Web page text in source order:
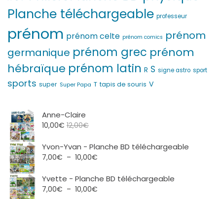
Planche téléchargeable professeur
prénom prénom celte prénom comics prénom
germanique prénom grec prénom
hébraïque prénom latin R S signe astro sport
sports super Super Papa T tapis de souris V
Anne-Claire
10,00€ 12,00€
Yvon-Yvan - Planche BD téléchargeable
7,00€ – 10,00€
prix :
Yvette - Planche BD téléchargeable
7,00€ – 10,00€